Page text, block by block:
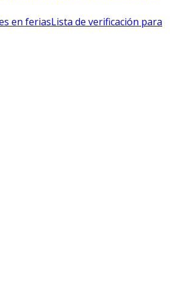
en feriasLista de verificación para